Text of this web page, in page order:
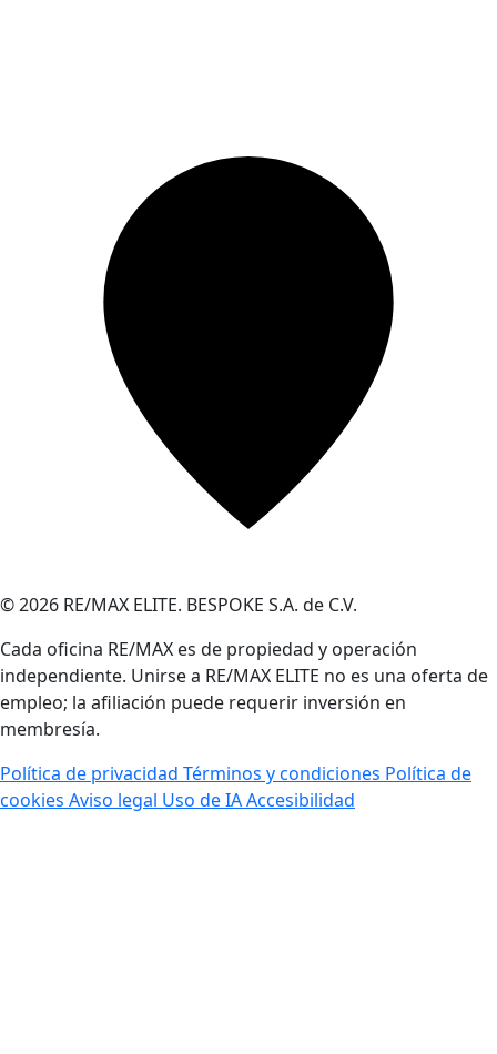
© 2026 RE/MAX ELITE. BESPOKE S.A. de C.V.
Cada oficina RE/MAX es de propiedad y operación
independiente. Unirse a RE/MAX ELITE no es una oferta de
empleo; la afiliación puede requerir inversión en
membresía.
Política de privacidad Términos y condiciones Política de
cookies Aviso legal Uso de IAAccesibilidad